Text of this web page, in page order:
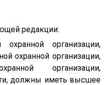
редакции:
охранной организации,
охранной организации,
организации,
должны иметь высшее